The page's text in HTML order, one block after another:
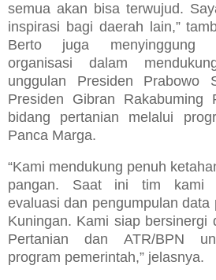
semua akan bisa terwujud.
inspirasi bagi daerah lain,”
Berto juga menyinggung
organisasi dalam
unggulan Presiden Prabowo
Presiden Gibran Rakabuming
bidang pertanian melalui
Panca Marga.
“Kami mendukung penuh
pangan. Saat ini tim kami
evaluasi dan pengumpulan data
Kuningan. Kami siap bersinergi
Pertanian dan ATR/BPN
program pemerintah,” jelasnya.